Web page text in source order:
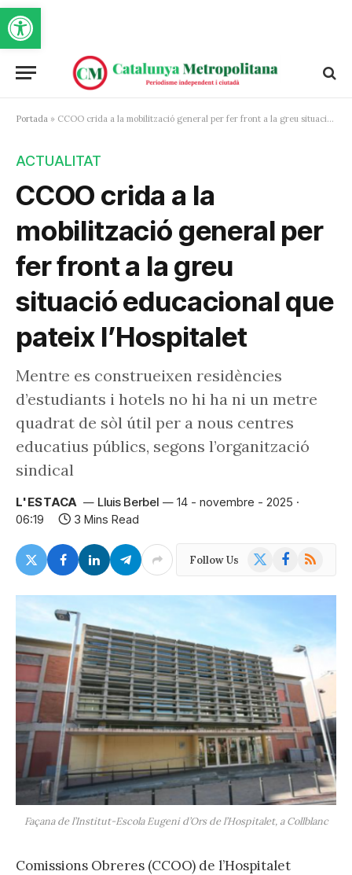
Obre la barra d'eines
Portada » CCOO crida a la mobilització general per fer front a la greu situació educacional que pateix l’Hospitalet
ACTUALITAT
CCOO crida a la
mobilització general per
fer front a la greu
situació educacional que
pateix l’Hospitalet
Mentre es construeixen residències
d’estudiants i hotels no hi ha ni un metre
quadrat de sòl útil per a nous centres
educatius públics, segons l’organització
sindical
L'ESTACA Lluis Berbel
14 - novembre - 2025 ·
06:19
3 Mins Read
Follow Us Facebook
RSS
Façana de l’Institut-Escola Eugeni d’Ors de l’Hospitalet, a Collblanc
Comissions Obreres (CCOO) de l’Hospitalet